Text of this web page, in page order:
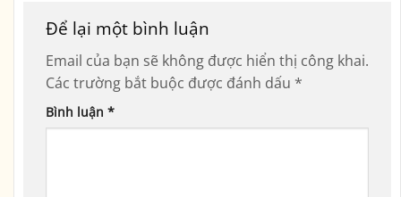
Để lại một bình luận
Email của bạn sẽ không được hiển thị công khai.
Các trường bắt buộc được đánh dấu *
Bình luận *